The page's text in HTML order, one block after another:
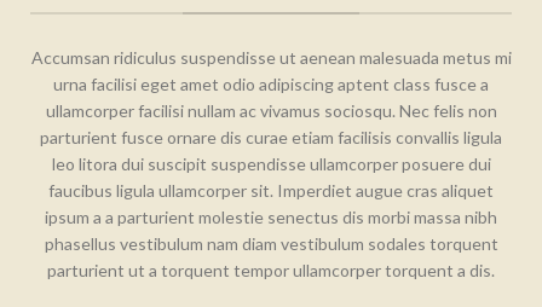
Accumsan ridiculus suspendisse ut aenean malesuada metus mi
urna facilisi eget amet odio adipiscing aptent class fusce a
ullamcorper facilisi nullam ac vivamus sociosqu. Nec felis non
parturient fusce ornare dis curae etiam facilisis convallis ligula
leo litora dui suscipit suspendisse ullamcorper posuere dui
faucibus ligula ullamcorper sit. Imperdiet augue cras aliquet
ipsum a a parturient molestie senectus dis morbi massa nibh
phasellus vestibulum nam diam vestibulum sodales torquent
parturient ut a torquent tempor ullamcorper torquent a dis.